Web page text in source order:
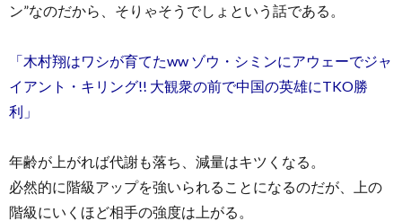
ン”なのだから、そりゃそうでしょという話である。
「木村翔はワシが育てたww ゾウ・シミンにアウェーでジャ
イアント・キリング!! 大観衆の前で中国の英雄にTKO勝
利」
年齢が上がれば代謝も落ち、減量はキツくなる。
必然的に階級アップを強いられることになるのだが、上の
階級にいくほど相手の強度は上がる。